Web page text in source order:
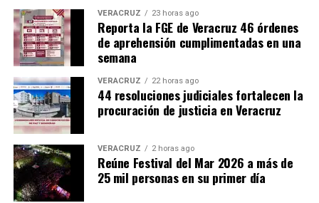
VERACRUZ 23 horas ago
Reporta la FGE de Veracruz 46 órdenes
de aprehensión cumplimentadas en una
semana
VERACRUZ 22 horas ago
44 resoluciones judiciales fortalecen la
procuración de justicia en Veracruz
VERACRUZ 2 horas ago
Reúne Festival del Mar 2026 a más de
25 mil personas en su primer día